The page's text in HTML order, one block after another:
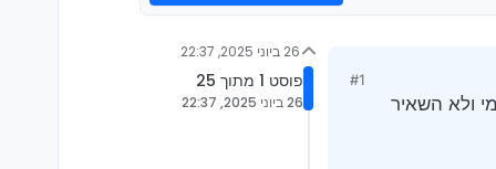
#1
ולא השאיר
26 ביוני 2025, 22:37
פוסט 1 מתוך 25
26 ביוני 2025, 22:37